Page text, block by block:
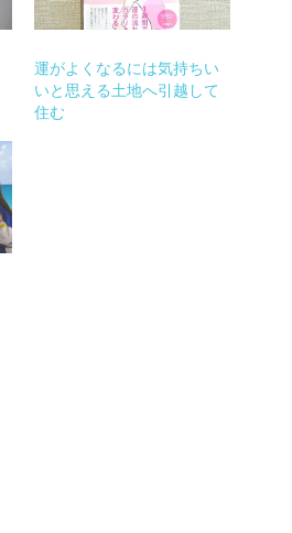
運がよくなるには気持ちい
いと思える土地へ引越して
住む